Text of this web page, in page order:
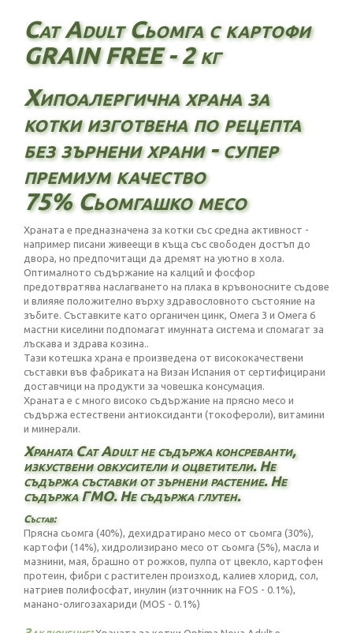
Cat Adult Сьомга с картофи
GRAIN FREE - 2 кг
Хипоалергична храна за
котки изготвена по рецепта
без зърнени храни - супер
премиум качество
75% Сьомгашко месо
Храната е предназначена за котки със средна активност -
например писани живеещи в къща със свободен достъп до
двора, но предпочитащи да дремят на уютно в хола.
Оптималното съдържание на калций и фосфор
предотвратява наслагването на плака в кръвоносните съдове
и влияяе положително върху здравословното състояние на
зъбите. Съставките като органичен цинк, Омега 3 и Омега 6
мастни киселини подпомагат имунната система и спомагат за
лъскава и здрава козина..
Тази котешка храна е произведена от висококачествени
съставки във фабриката на Визан Испания от сертифицирани
доставчици на продукти за човешка консумация.
Храната е с много високо съдържание на прясно месо и
съдържа естествени антиоксиданти (токофероли), витамини
и минерали.
Храната Cat Adult не съдържа консреванти,
изкуствени овкусители и оцветители. Не
съдържа съставки от зърнени растение. Не
съдържа ГМО. Не съдържа глутен.
Състав:
Прясна сьомга (40%), дехидратирано месо от сьомга (30%),
картофи (14%), хидролизирано месо от сьомга (5%), масла и
мазнини, мая, брашно от рожков, пулпа от цвекло, картофен
протеин, фибри с растителен произход, калиев хлорид, сол,
натриев полифосфат, инулин (източнник на FOS - 0.1%),
манано-олигозахариди (MOS - 0.1%)